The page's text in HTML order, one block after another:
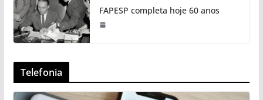
FAPESP completa hoje 60 anos
Telefonia